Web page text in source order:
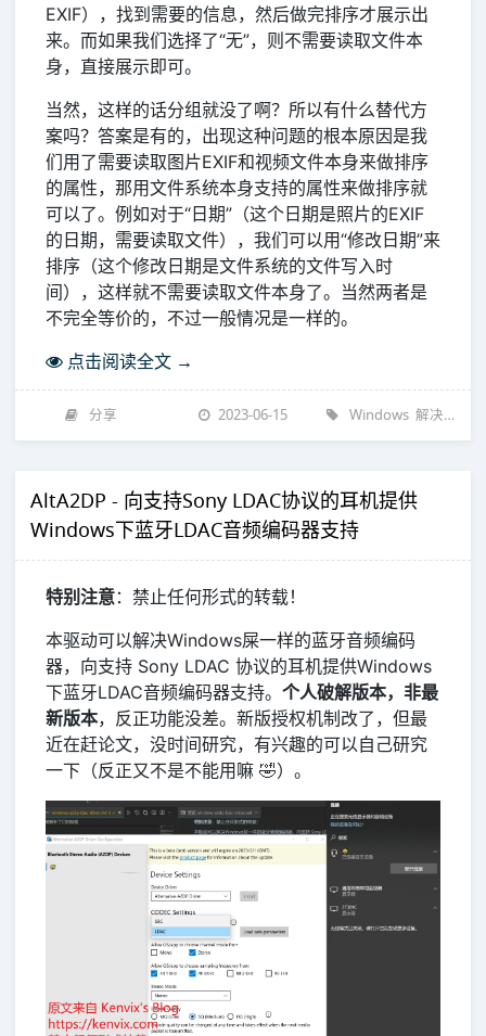
EXIF），找到需要的信息，然后做完排序才展示出
来。而如果我们选择了“无”，则不需要读取文件本
身，直接展示即可。
当然，这样的话分组就没了啊？所以有什么替代方
案吗？答案是有的，出现这种问题的根本原因是我
们用了需要读取图片EXIF和视频文件本身来做排序
的属性，那用文件系统本身支持的属性来做排序就
可以了。例如对于“日期”（这个日期是照片的EXIF
的日期，需要读取文件），我们可以用“修改日期”来
排序（这个修改日期是文件系统的文件写入时
间），这样就不需要读取文件本身了。当然两者是
不完全等价的，不过一般情况是一样的。
点击阅读全文 →
分享 2023-06-15 Windows 解决问题
AltA2DP - 向支持Sony LDAC协议的耳机提供
Windows下蓝牙LDAC音频编码器支持
特别注意：禁止任何形式的转载！
本驱动可以解决Windows屎一样的蓝牙音频编码
器，向支持 Sony LDAC 协议的耳机提供Windows
下蓝牙LDAC音频编码器支持。 个人破解版本，非最
新版本，反正功能没差。新版授权机制改了，但最
近在赶论文，没时间研究，有兴趣的可以自己研究
一下（反正又不是不能用嘛 🤣）。